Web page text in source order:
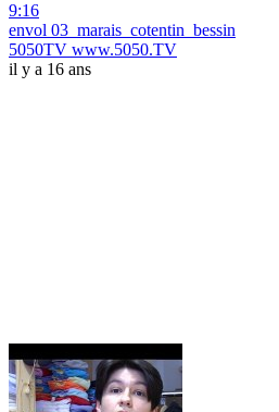
9:16
envol 03_marais_cotentin_bessin
5050TV www.5050.TV
il y a 16 ans